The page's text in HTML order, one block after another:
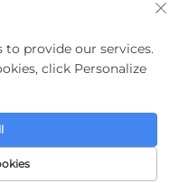
Materials Co.,Ltd. Alle
to provide our services.
click Personalize